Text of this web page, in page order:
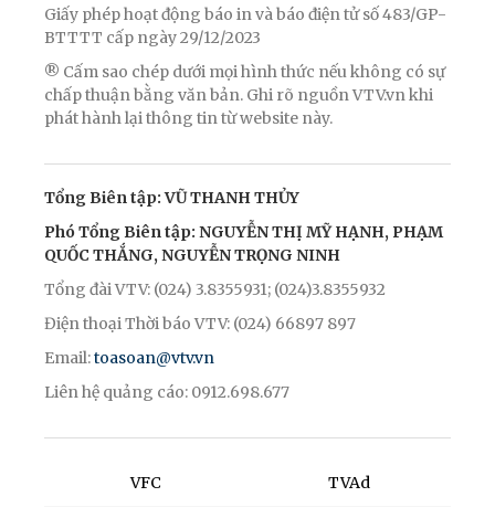
Giấy phép hoạt động báo in và báo điện tử số 483/GP-
BTTTT cấp ngày 29/12/2023
® Cấm sao chép dưới mọi hình thức nếu không có sự
chấp thuận bằng văn bản. Ghi rõ nguồn VTV.vn khi
phát hành lại thông tin từ website này.
Tổng Biên tập: VŨ THANH THỦY
Phó Tổng Biên tập: NGUYỄN THỊ MỸ HẠNH, PHẠM
QUỐC THẮNG, NGUYỄN TRỌNG NINH
Tổng đài VTV: (024) 3.8355931; (024)3.8355932
Điện thoại Thời báo VTV: (024) 66897 897
Email:toasoan@vtv.vn
Liên hệ quảng cáo: 0912.698.677
VFC TVAd